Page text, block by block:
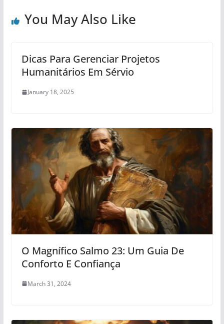
You May Also Like
Dicas Para Gerenciar Projetos
Humanitários Em Sérvio
January 18, 2025
O Magnífico Salmo 23: Um Guia De
Conforto E Confiança
March 31, 2024